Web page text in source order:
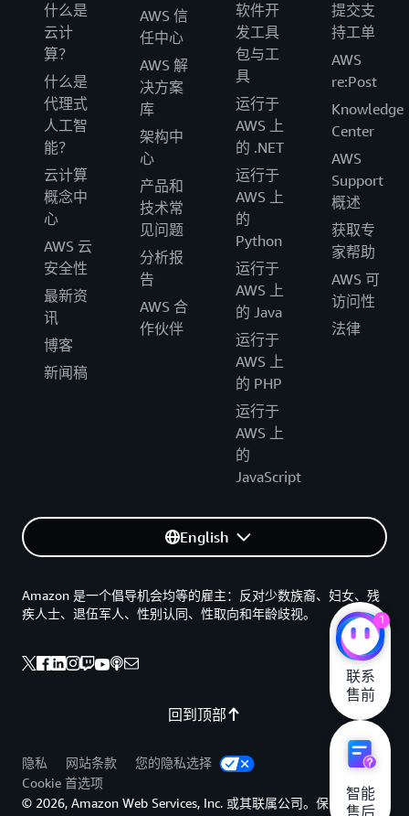
什么是
云计
算？
什么是
代理式
人工智
能？
云计算
概念中
心
AWS 云
安全性
最新资
讯
博客
新闻稿
AWS 信
任中心
AWS 解
决方案
库
架构中
心
产品和
技术常
见问题
分析报
告
AWS 合
作伙伴
软件开
发工具
包与工
具
运行于
AWS 上
的 .NET
运行于
AWS 上
的
Python
运行于
AWS 上
的 Java
运行于
AWS 上
的 PHP
运行于
AWS 上
的
JavaScript
提交支
持工单
AWS
re:Post
Knowledge
Center
AWS
Support
概述
获取专
家帮助
AWS 可
访问性
法律
English
回到顶部
Amazon 是一个倡导机会均等的雇主：反对少数族裔、妇女、残
疾人士、退伍军人、性别认同、性取向和年龄歧视。
隐私 网站条款
您的隐私选择
Cookie 首选项
© 2026, Amazon Web Services, Inc. 或其联属公司。保留所有权
1
联系
售前
智能
售后